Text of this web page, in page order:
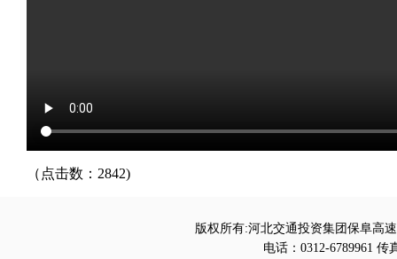
（点击数：2842)
版权所有:河北交通投资集团保阜高
电话：0312-6789961 传